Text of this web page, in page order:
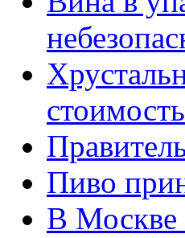
Пиво
В Москве